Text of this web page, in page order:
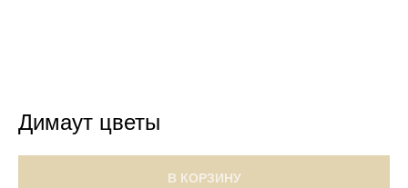
Димаут цветы
В КОРЗИНУ